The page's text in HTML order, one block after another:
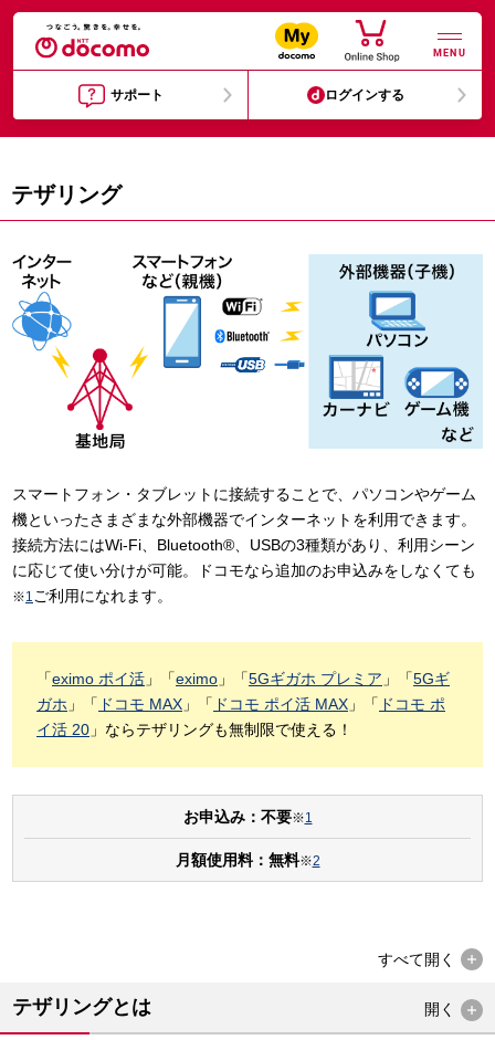
MENU
サポート ログインする
テザリング
お申込み：不要※1
月額使用料：無料※2
スマートフォン・タブレットに接続することで、パソコンやゲーム
機といったさまざまな外部機器でインターネットを利用できます。
接続方法にはWi-Fi、Bluetooth®、USBの3種類があり、利用シーン
に応じて使い分けが可能。ドコモなら追加のお申込みをしなくても
※1ご利用になれます。
「eximo ポイ活 」「eximo 」「5Gギガホ プレミア 」「5Gギ
ガホ 」「 ドコモ MAX 」「 ドコモ ポイ活 MAX 」「 ドコモ ポ
イ活 20 」ならテザリングも無制限で使える！
すべて開く
テザリングとは 開く